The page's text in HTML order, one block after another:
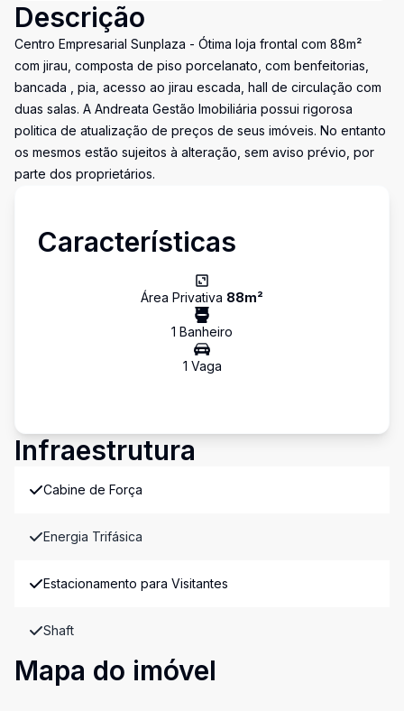
Descrição
Centro Empresarial Sunplaza - Ótima loja frontal com 88m²
com jirau, composta de piso porcelanato, com benfeitorias,
bancada , pia, acesso ao jirau escada, hall de circulação com
duas salas. A Andreata Gestão Imobiliária possui rigorosa
politica de atualização de preços de seus imóveis. No entanto
os mesmos estão sujeitos à alteração, sem aviso prévio, por
parte dos proprietários.
Características
Área Privativa 88m²
1 Banheiro
1 Vaga
Infraestrutura
Cabine de Força
Energia Trifásica
Estacionamento para Visitantes
Shaft
Mapa do imóvel